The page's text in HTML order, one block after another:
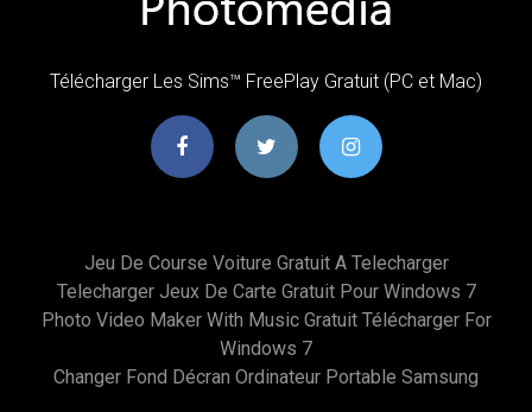
Télécharger Les Sims™ FreePlay Gratuit (PC et Mac)
Jeu De Course Voiture Gratuit A Telecharger
Telecharger Jeux De Carte Gratuit Pour Windows 7
Photo Video Maker With Music Gratuit Télécharger For
Windows 7
Changer Fond Décran Ordinateur Portable Samsung